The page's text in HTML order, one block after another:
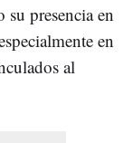
su presencia en
en
al